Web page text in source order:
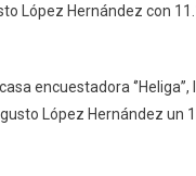
López Hernández con
encuestadora
López Hernández un